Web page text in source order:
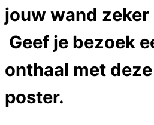
jouw wand
Geef je bezoek
onthaal met
poster.